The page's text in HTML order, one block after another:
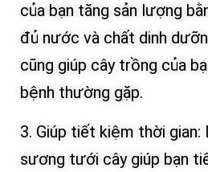
của bạn tăng sản lượng
đủ nước và chất dinh
cũng giúp cây trồng của
bệnh thường gặp.
3. Giúp tiết kiệm thời gian:
sương tưới cây giúp bạn